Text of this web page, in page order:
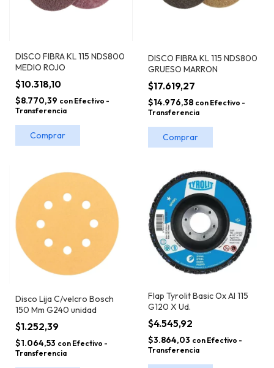
DISCO FIBRA KL 115 NDS800
MEDIO ROJO
$10.318,10
$8.770,39 con Efectivo -
Transferencia
DISCO FIBRA KL 115 NDS800
GRUESO MARRON
$17.619,27
$14.976,38 con Efectivo -
Transferencia
Disco Lija C/velcro Bosch
150 Mm G240 unidad
$1.252,39
$1.064,53 con Efectivo -
Transferencia
Flap Tyrolit Basic Ox Al 115
G120 X Ud.
$4.545,92
$3.864,03 con Efectivo -
Transferencia